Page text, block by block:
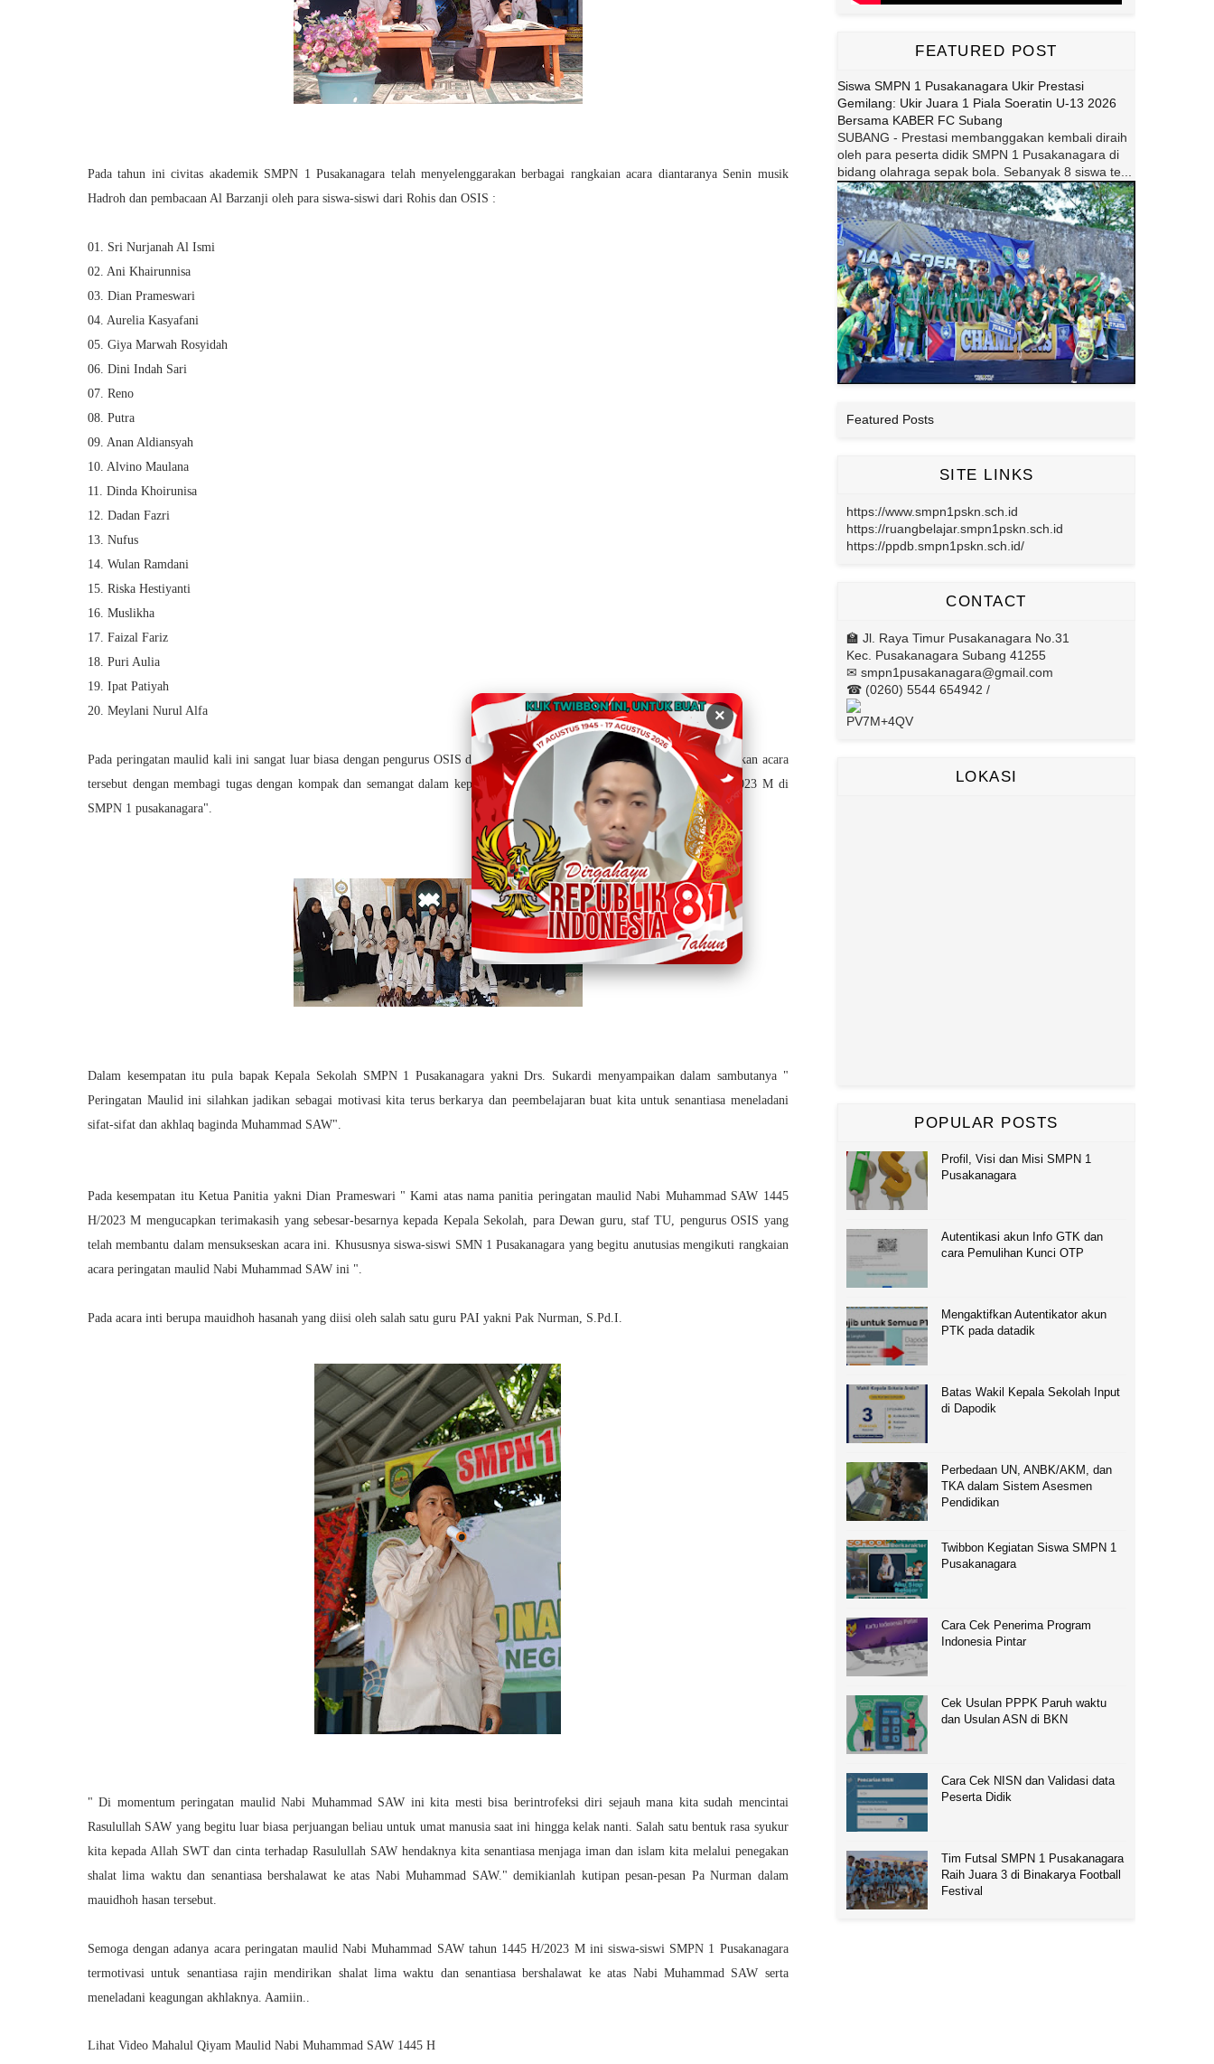
×
Pada tahun ini civitas akademik SMPN 1 Pusakanagara telah menyelenggarakan berbagai rangkaian acara diantaranya Senin musik
Hadroh dan pembacaan Al Barzanji oleh para siswa-siswi dari Rohis dan OSIS :
01. Sri Nurjanah Al Ismi
02. Ani Khairunnisa
03. Dian Prameswari
04. Aurelia Kasyafani
05. Giya Marwah Rosyidah
06. Dini Indah Sari
07. Reno
08. Putra
09. Anan Aldiansyah
10. Alvino Maulana
11. Dinda Khoirunisa
12. Dadan Fazri
13. Nufus
14. Wulan Ramdani
15. Riska Hestiyanti
16. Muslikha
17. Faizal Fariz
18. Puri Aulia
19. Ipat Patiyah
20. Meylani Nurul Alfa
Pada peringatan maulid kali ini sangat luar biasa dengan pengurus OSIS dan ROHIS bersatu untuk menyiapkan dan mensuksekan acara
tersebut dengan membagi tugas dengan kompak dan semangat dalam kepanitian maulid Nabi Muhammad SAW 1445 H / 2023 M di
SMPN 1 pusakanagara".
Dalam kesempatan itu pula bapak Kepala Sekolah SMPN 1 Pusakanagara yakni Drs. Sukardi menyampaikan dalam sambutanya "
Peringatan Maulid ini silahkan jadikan sebagai motivasi kita terus berkarya dan peembelajaran buat kita untuk senantiasa meneladani
sifat-sifat dan akhlaq baginda Muhammad SAW".
Pada kesempatan itu Ketua Panitia yakni Dian Prameswari " Kami atas nama panitia peringatan maulid Nabi Muhammad SAW 1445
H/2023 M mengucapkan terimakasih yang sebesar-besarnya kepada Kepala Sekolah, para Dewan guru, staf TU, pengurus OSIS yang
telah membantu dalam mensukseskan acara ini. Khususnya siswa-siswi SMN 1 Pusakanagara yang begitu anutusias mengikuti rangkaian
acara peringatan maulid Nabi Muhammad SAW ini ".
Pada acara inti berupa mauidhoh hasanah yang diisi oleh salah satu guru PAI yakni Pak Nurman, S.Pd.I.
" Di momentum peringatan maulid Nabi Muhammad SAW ini kita mesti bisa berintrofeksi diri sejauh mana kita sudah mencintai
Rasulullah SAW yang begitu luar biasa perjuangan beliau untuk umat manusia saat ini hingga kelak nanti. Salah satu bentuk rasa syukur
kita kepada Allah SWT dan cinta terhadap Rasulullah SAW hendaknya kita senantiasa menjaga iman dan islam kita melalui penegakan
shalat lima waktu dan senantiasa bershalawat ke atas Nabi Muhammad SAW." demikianlah kutipan pesan-pesan Pa Nurman dalam
mauidhoh hasan tersebut.
Semoga dengan adanya acara peringatan maulid Nabi Muhammad SAW tahun 1445 H/2023 M ini siswa-siswi SMPN 1 Pusakanagara
termotivasi untuk senantiasa rajin mendirikan shalat lima waktu dan senantiasa bershalawat ke atas Nabi Muhammad SAW serta
meneladani keagungan akhlaknya. Aamiin..
Lihat Video Mahalul Qiyam Maulid Nabi Muhammad SAW 1445 H
FEATURED POST
Siswa SMPN 1 Pusakanagara Ukir Prestasi
Gemilang: Ukir Juara 1 Piala Soeratin U-13 2026
Bersama KABER FC Subang
SUBANG - Prestasi membanggakan kembali diraih
oleh para peserta didik SMPN 1 Pusakanagara di
bidang olahraga sepak bola. Sebanyak 8 siswa te...
Featured Posts
SITE LINKS
https://www.smpn1pskn.sch.id
https://ruangbelajar.smpn1pskn.sch.id
https://ppdb.smpn1pskn.sch.id/
CONTACT
🏫 Jl. Raya Timur Pusakanagara No.31
Kec. Pusakanagara Subang 41255
✉ smpn1pusakanagara@gmail.com
☎ (0260) 5544 654942 /
PV7M+4QV
LOKASI
POPULAR POSTS
Profil, Visi dan Misi SMPN 1
Pusakanagara
Autentikasi akun Info GTK dan
cara Pemulihan Kunci OTP
Mengaktifkan Autentikator akun
PTK pada datadik
Batas Wakil Kepala Sekolah Input
di Dapodik
Perbedaan UN, ANBK/AKM, dan
TKA dalam Sistem Asesmen
Pendidikan
Twibbon Kegiatan Siswa SMPN 1
Pusakanagara
Cara Cek Penerima Program
Indonesia Pintar
Cek Usulan PPPK Paruh waktu
dan Usulan ASN di BKN
Cara Cek NISN dan Validasi data
Peserta Didik
Tim Futsal SMPN 1 Pusakanagara
Raih Juara 3 di Binakarya Football
Festival